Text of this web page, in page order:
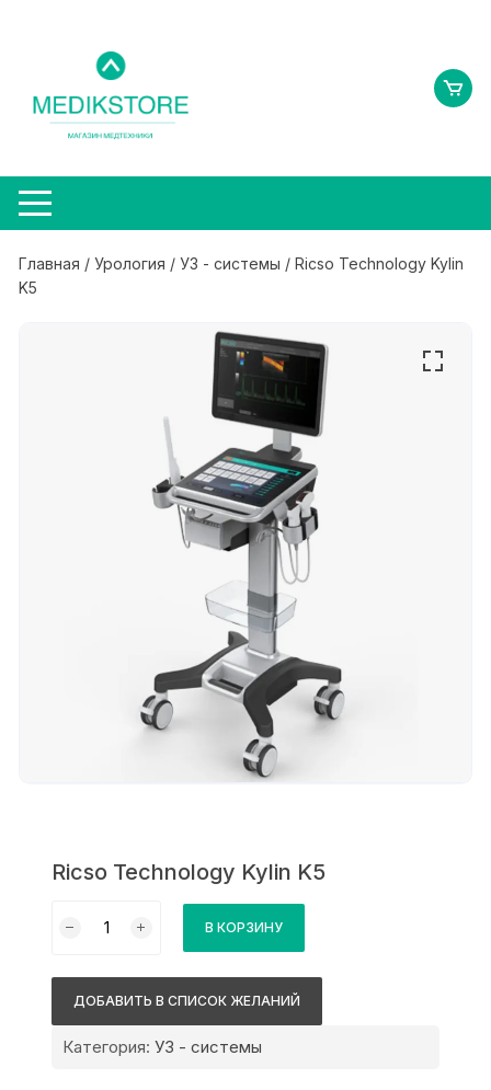
содержимому
Главная /Урология /УЗ - системы / Ricso Technology Kylin
K5
Ricso Technology Kylin K5
товара
Technology
K5
В КОРЗИНУ
ДОБАВИТЬ В СПИСОК ЖЕЛАНИЙ
Категория:УЗ - системы